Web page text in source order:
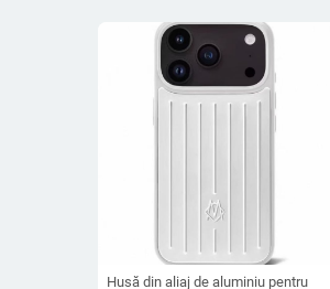
Husă din aliaj de aluminiu pentru